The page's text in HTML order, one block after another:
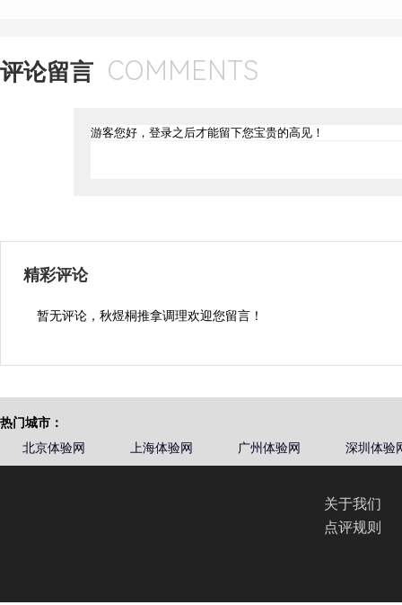
评论留言 COMMENTS
精彩评论
暂无评论，秋煜桐推拿调理欢迎您留言！
热门城市：
北京体验网
上海体验网 广州体验网 深圳体验
关于我们
点评规则